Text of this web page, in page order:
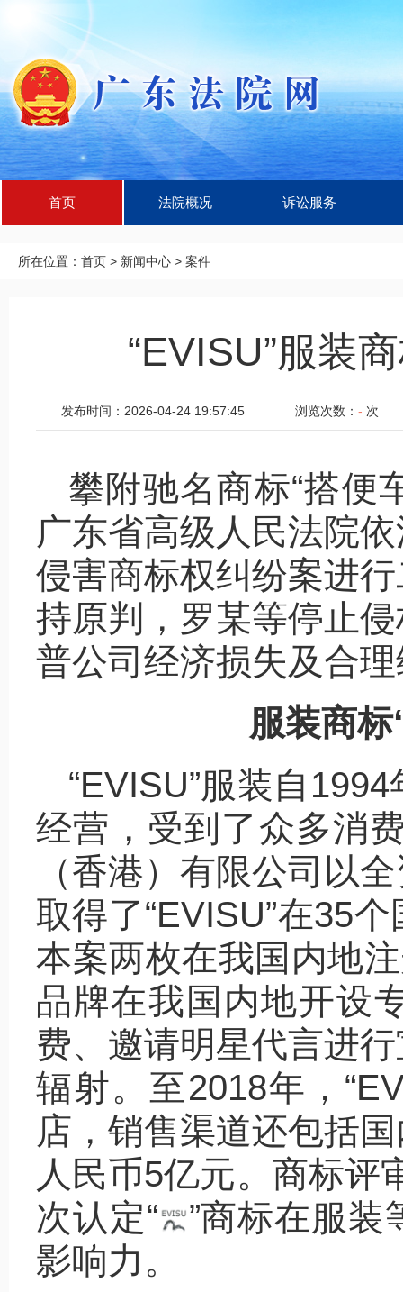
首页 法院概况 诉讼服务
所在位置： 首页 > 新闻中心 > 案件
“EVISU”服装
发布时间：2026-04-24 19:57:45 浏览次数： - 次
攀附驰名商标“搭便
广东省高级人民法院
侵害商标权纠纷案进
持原判，罗某等停止
普公司经济损失及合
服装商
“EVISU”服装自
经营，受到了众多消
（香港）有限公司以
取得了“EVISU”在35
本案两枚在我国内地
品牌在我国内地开设
费、邀请明星代言进
辐射。至2018年，
店，销售渠道还包括
人民币5亿元。商标评
次认定“
”商标在服
影响力。